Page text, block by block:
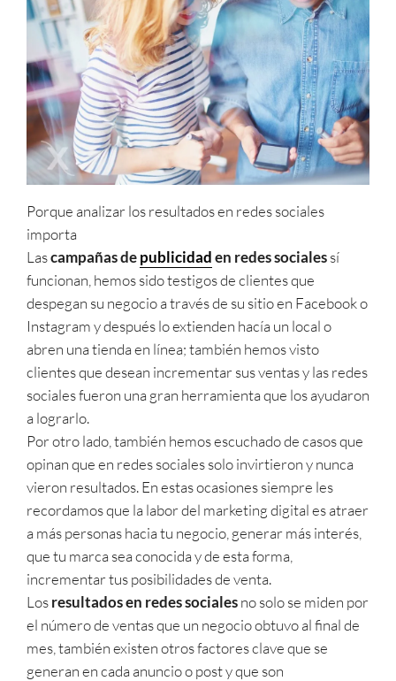
Porque analizar los resultados en redes sociales
importa
Lascampañas depublicidaden redes socialessí
funcionan, hemos sido testigos de clientes que
despegan su negocio a través de su sitio en Facebook o
Instagram y después lo extienden hacía un local o
abren una tienda en línea; también hemos visto
clientes que desean incrementar sus ventas y las redes
sociales fueron una gran herramienta que los ayudaron
a lograrlo.
Por otro lado, también hemos escuchado de casos que
opinan que en redes sociales solo invirtieron y nunca
vieron resultados. En estas ocasiones siempre les
recordamos que la labor del marketing digital es atraer
a más personas hacia tu negocio, generar más interés,
que tu marca sea conocida y de esta forma,
incrementar tus posibilidades de venta.
Losresultados en redes socialesno solo se miden por
el número de ventas que un negocio obtuvo al final de
mes, también existen otros factores clave que se
generan en cada anuncio o post y que son